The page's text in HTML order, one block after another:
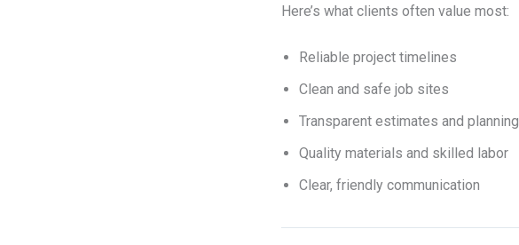
Here’s what clients often value most:
Reliable project timelines
Clean and safe job sites
Transparent estimates and planning
Quality materials and skilled labor
Clear, friendly communication